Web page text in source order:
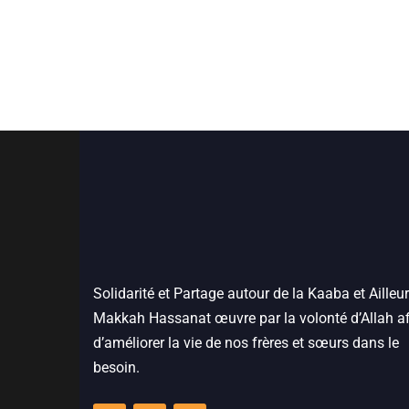
Solidarité et Partage autour de la Kaaba et
Makkah Hassanat œuvre par la volonté d’Allah
d’améliorer la vie de nos frères et sœurs dans le
besoin.